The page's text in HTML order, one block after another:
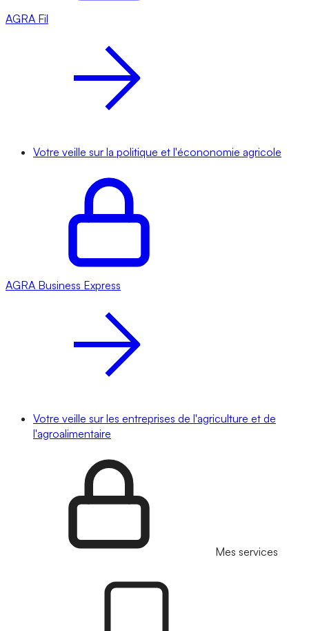
AGRA Fil
Votre veille sur la politique et l'écononomie agricole
AGRA Business Express
Votre veille sur les entreprises de l'agriculture et de
l'agroalimentaire
Mes services